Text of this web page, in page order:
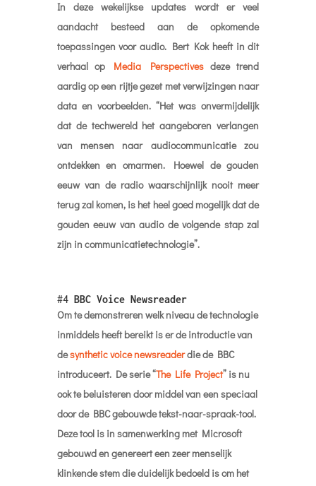
data en voorbeelden. “Het was onvermijdelijk
dat de techwereld het aangeboren verlangen
van mensen naar audiocommunicatie zou
ontdekken en omarmen. Hoewel de gouden
eeuw van de radio waarschijnlijk nooit meer
terug zal komen, is het heel goed mogelijk dat de
gouden eeuw van audio de volgende stap zal
zijn in communicatietechnologie”.
#4BBC Voice Newsreader
Om te demonstreren welk niveau de technologie
inmiddels heeft bereikt is er de introductie van
ook te beluisteren door middel van een speciaal
door de BBC gebouwde tekst-naar-spraak-tool.
Deze tool is in samenwerking met Microsoft
gebouwd en genereert een zeer menselijk
klinkende stem die duidelijk bedoeld is om het
gevoel van de “echte” BBC-
nieuwspresentatoren van de radio- en
televisie-uitzendingen op te roepen. En de
kwaliteit is inderdaad geweldig. Belangrijk dus
om te bedenken wat dit voor jouw